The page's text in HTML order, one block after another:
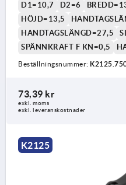
D1=10,7
D2=6
HÖJD=13,5
HANDTAGSLÄNGD=27,5
SPÄNNKRAFT F KN=0,5
Beställningsnummer:
73,39 kr
exkl. moms
exkl. leveranskostnader
K2125